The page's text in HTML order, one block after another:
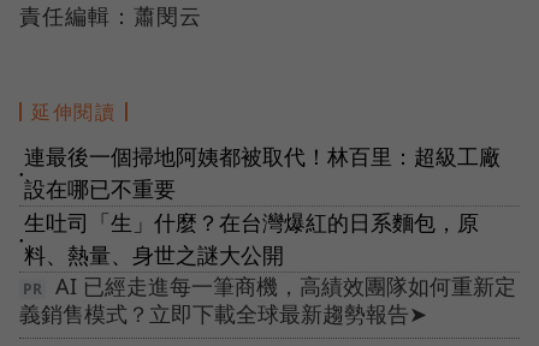
責任編輯：蕭閔云
延伸閱讀
●
連最後一個掃地阿姨都被取代！林百里：超級工廠
設在哪已不重要
●
生吐司「生」什麼？在台灣爆紅的日系麵包，原
料、熱量、身世之謎大公開
AI 已經走進每一筆商機，高績效團隊如何重新定
義銷售模式？立即下載全球最新趨勢報告➤